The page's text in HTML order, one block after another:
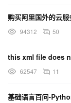
购买阿里国外的云服
94312 50
this xml file does
62547 11
基础语言百问-